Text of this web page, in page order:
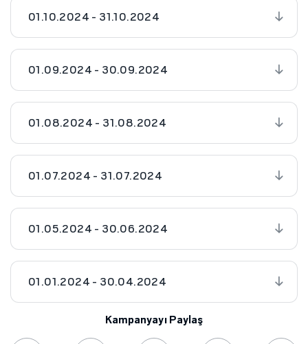
01.10.2024 - 31.10.2024
01.09.2024 - 30.09.2024
01.08.2024 - 31.08.2024
01.07.2024 - 31.07.2024
01.05.2024 - 30.06.2024
01.01.2024 - 30.04.2024
Kampanyayı Paylaş